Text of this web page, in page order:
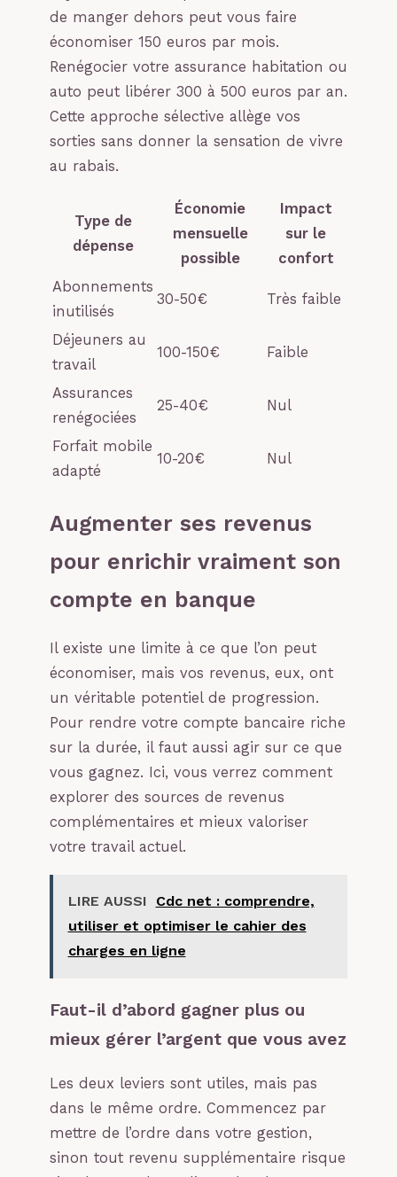
de manger dehors peut vous faire
économiser 150 euros par mois.
Renégocier votre assurance habitation ou
auto peut libérer 300 à 500 euros par an.
Cette approche sélective allège vos
sorties sans donner la sensation de vivre
au rabais.
Type de
dépense
Économie
mensuelle
possible
Impact
sur le
confort
Abonnements
inutilisés
30-50€ Très faible
Déjeuners au
travail
100-150€ Faible
Assurances
renégociées
25-40€ Nul
Forfait mobile
adapté
10-20€ Nul
Augmenter ses revenus
pour enrichir vraiment son
compte en banque
Il existe une limite à ce que l’on peut
économiser, mais vos revenus, eux, ont
un véritable potentiel de progression.
Pour rendre votre compte bancaire riche
sur la durée, il faut aussi agir sur ce que
vous gagnez. Ici, vous verrez comment
explorer des sources de revenus
complémentaires et mieux valoriser
votre travail actuel.
LIRE AUSSI
Cdc net : comprendre,
utiliser et optimiser le cahier des
charges en ligne
Faut-il d’abord gagner plus ou
mieux gérer l’argent que vous avez
Les deux leviers sont utiles, mais pas
dans le même ordre. Commencez par
mettre de l’ordre dans votre gestion,
sinon tout revenu supplémentaire risque